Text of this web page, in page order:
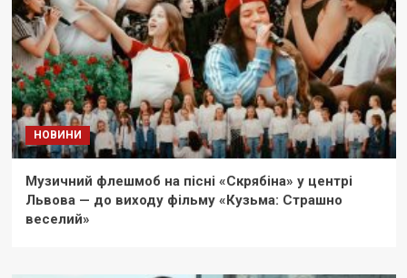
НОВИНИ
Музичний флешмоб на пісні «Скрябіна» у центрі
Львова — до виходу фільму «Кузьма: Страшно
веселий»